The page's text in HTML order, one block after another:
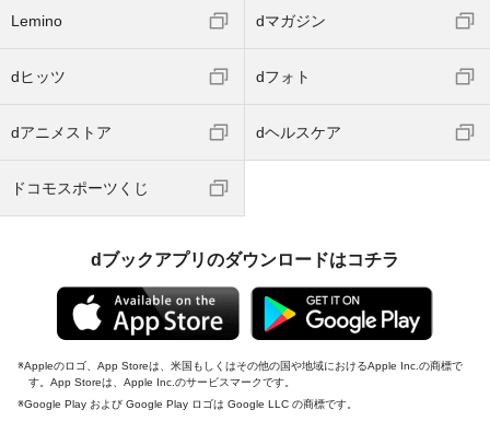
Lemino dマガジン
dヒッツ dフォト
dアニメストア dヘルスケア
ドコモスポーツくじ
dブックアプリのダウンロードはコチラ
Appleのロゴ、App Storeは、米国もしくはその他の国や地域におけるApple Inc.の商標で
す。App Storeは、Apple Inc.のサービスマークです。
Google Play および Google Play ロゴは Google LLC の商標です。